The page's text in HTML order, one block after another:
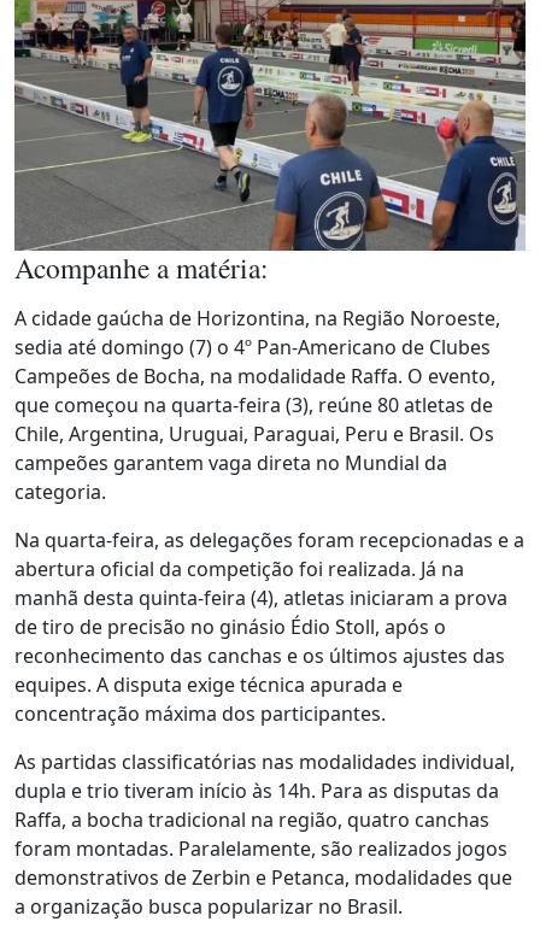
Acompanhe a matéria:
A cidade gaúcha de Horizontina, na Região Noroeste,
sedia até domingo (7) o 4º Pan-Americano de Clubes
Campeões de Bocha, na modalidade Raffa. O evento,
que começou na quarta-feira (3), reúne 80 atletas de
Chile, Argentina, Uruguai, Paraguai, Peru e Brasil. Os
campeões garantem vaga direta no Mundial da
categoria.
Na quarta-feira, as delegações foram recepcionadas e a
abertura oficial da competição foi realizada. Já na
manhã desta quinta-feira (4), atletas iniciaram a prova
de tiro de precisão no ginásio Édio Stoll, após o
reconhecimento das canchas e os últimos ajustes das
equipes. A disputa exige técnica apurada e
concentração máxima dos participantes.
As partidas classificatórias nas modalidades individual,
dupla e trio tiveram início às 14h. Para as disputas da
Raffa, a bocha tradicional na região, quatro canchas
foram montadas. Paralelamente, são realizados jogos
demonstrativos de Zerbin e Petanca, modalidades que
a organização busca popularizar no Brasil.